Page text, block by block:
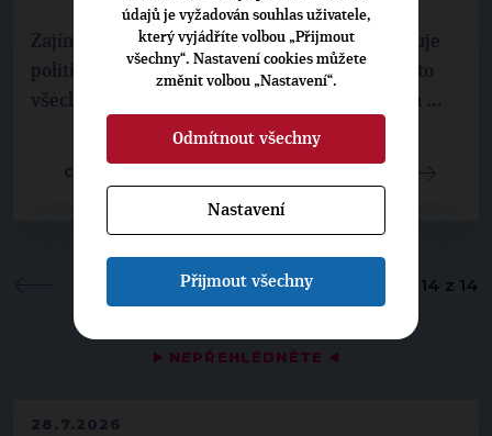
▶ NEPŘEHLÉDNĚTE ◀
28.7.2026
Zajímá tě veřejné dění? Chceš vědět, jak funguje
politická strana a jak se připravuje na volby, a to
všechno "z pohodlí domova"? Tak se přihlaš na ...
CELÝ ČLÁNEK
Články 11 - 14 z 14
údajů je vyžadován souhlas uživatele,
který vyjádříte volbou „Přijmout
všechny“. Nastavení cookies můžete
změnit volbou „Nastavení“.
Odmítnout všechny
Nastavení
Přijmout všechny